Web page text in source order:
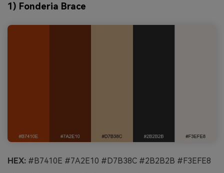
1) Fonderia Brace
HEX: #B7410E #7A2E10 #D7B38C #2B2B2B #F3EFE8